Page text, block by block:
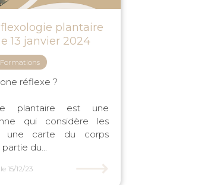
plantaire
13 janvier 2024
Formations
réflexe ?
plantaire est une
qui considère les
une carte du corps
du...
le 15/12/23 ⟶